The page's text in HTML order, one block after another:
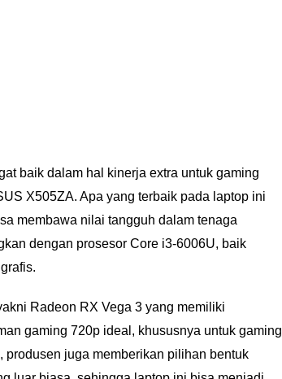
baik dalam hal kinerja extra untuk gaming
X505ZA. Apa yang terbaik pada laptop ini
membawa nilai tangguh dalam tenaga
dengan prosesor Core i3-6006U, baik
Radeon RX Vega 3 yang memiliki
gaming 720p ideal, khususnya untuk gaming
juga memberikan pilihan bentuk